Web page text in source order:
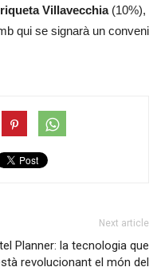
Villavecchia(10%),
qui se signarà un conveni
Next article
Planner: la tecnologia que
revolucionant el món del